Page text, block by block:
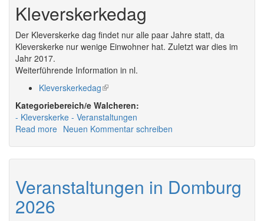
Kleverskerkedag
Der Kleverskerke dag findet nur alle paar Jahre statt, da
Kleverskerke nur wenige Einwohner hat. Zuletzt war dies im
Jahr 2017.
Weiterführende Information in nl.
Kleverskerkedag(link
is
external)
Walcheren:
Kleverskerke
Veranstaltungen
Read more about
Neuen Kommentar schreiben
Veranstaltungen in Domburg
2026